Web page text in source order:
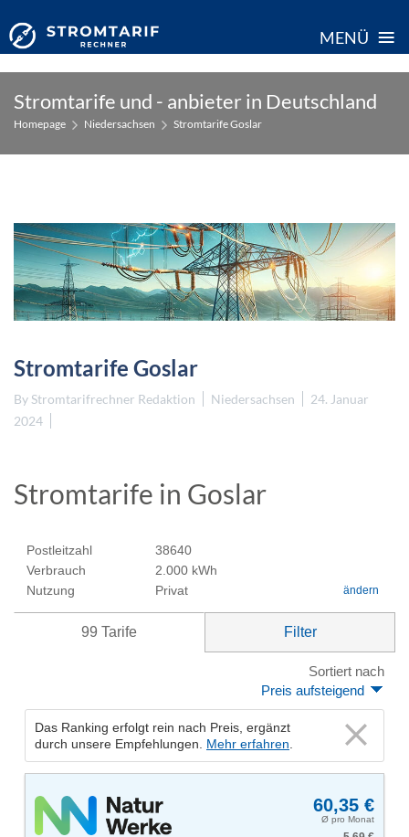
MENÜ ≡
content
Stromtarife und - anbieter in Deutschland
Homepage Niedersachsen Stromtarife Goslar
Stromtarife Goslar
By Stromtarifrechner Redaktion Niedersachsen
24. Januar
2024
Stromtarife in Goslar